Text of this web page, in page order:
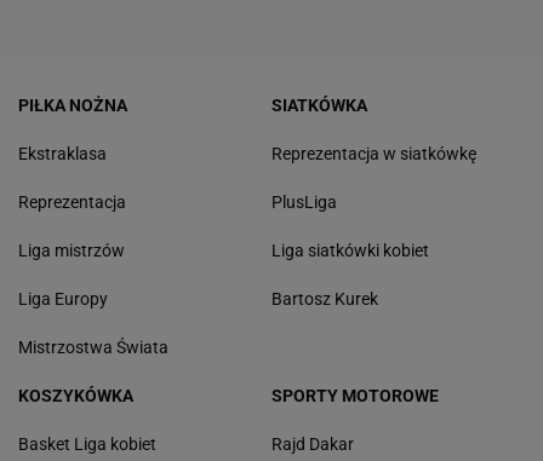
PIŁKA NOŻNA
Ekstraklasa
Reprezentacja
Liga mistrzów
Liga Europy
Mistrzostwa Świata
SIATKÓWKA
Reprezentacja w siatkówkę
PlusLiga
Liga siatkówki kobiet
Bartosz Kurek
KOSZYKÓWKA
Basket Liga kobiet
SPORTY MOTOROWE
Rajd Dakar